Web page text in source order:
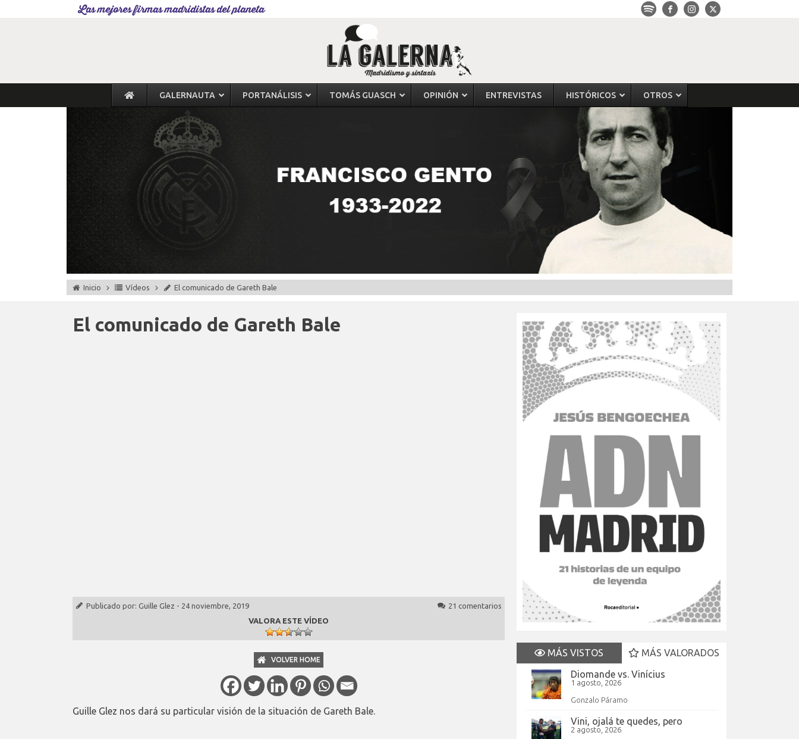
Las mejores firmas madridistas del planeta
GALERNAUTA PORTANÁLISIS TOMÁS GUASCH OPINIÓN ENTREVISTAS HISTÓRICOS OTROS
Inicio Vídeos El comunicado de Gareth Bale
El comunicado de Gareth Bale
Publicado por: Guille Glez - 24 noviembre, 2019
21 comentarios
VALORA ESTE VÍDEO
VOLVER HOME
Guille Glez nos dará su particular visión de la situación de Gareth Bale.
MÁS VISTOS
MÁS VALORADOS
Diomande vs. Vinícius
1 agosto, 2026
Gonzalo Páramo
Vini, ojalá te quedes, pero
2 agosto, 2026